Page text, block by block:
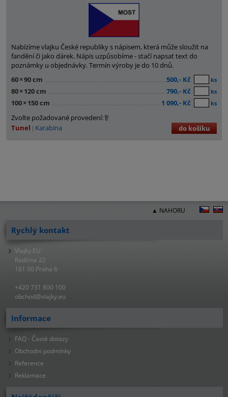
Nabízíme vlajku České republiky s nápisem, která může sloužit na
fandění či jako dárek. Nápis uzpůsobíme - stačí napsat text do
poznámky u objednávky. Termín výroby je do 10 dnů.
60×90 cm 500,- Kč ks
80× 120 cm 790,- Kč ks
100× 150 cm 1 090,- Kč ks
Zvolte požadované provedení:
Tunel
Karabina do košíku
▲ NAHORU
Rychlý kontakt
Vlajky.EU
Radčina 22
161 00 Praha 6
+420 731 800 100
obchod@vlajky.eu
Informace
FAQ - Časté dotazy
Obchodní podmínky
Reference
Reklamace